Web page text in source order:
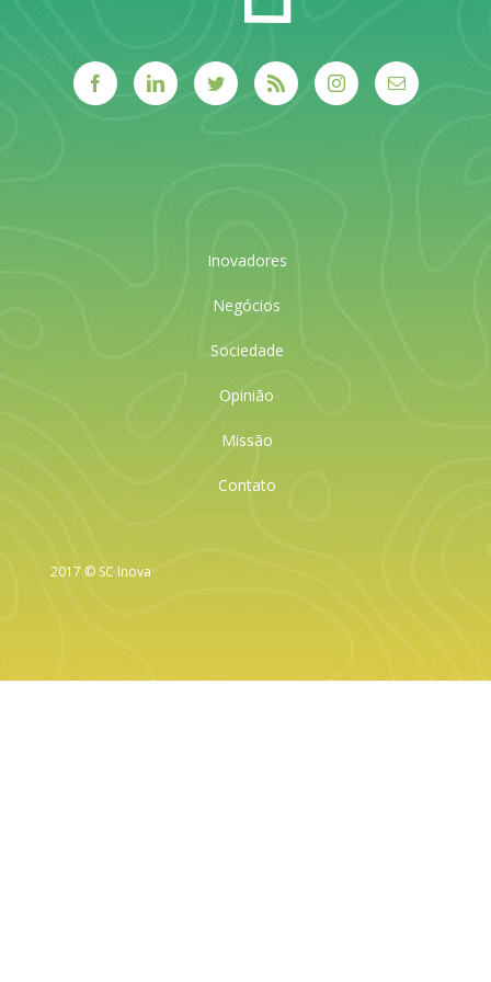
Inovadores
Negócios
Sociedade
Opinião
Missão
Contato
2017 © SC Inova